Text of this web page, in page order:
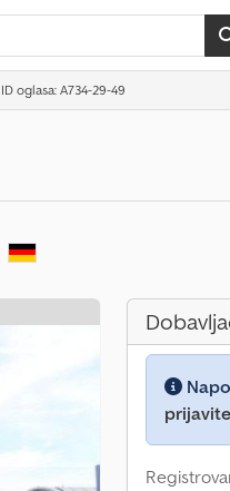
ID oglasa: A734-29-49